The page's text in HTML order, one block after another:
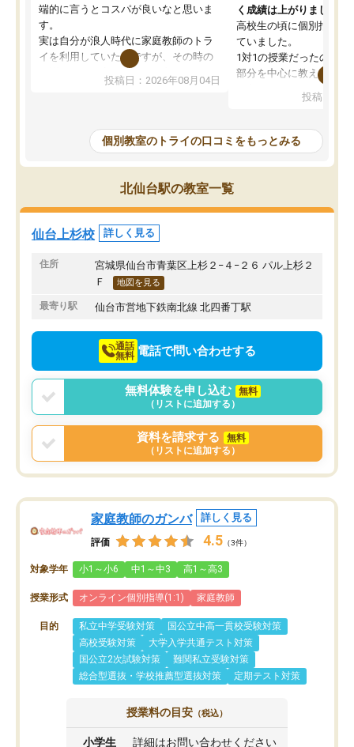
端的に言うとコスパが良いなと思いま
す。
実は自分が浪人時代に家庭教師のトラ
イを利用していたのですが、その時の
月謝がとても高くトライに良いイメー
ジがありませんでした。
し始めた形です。
しかし、以前とは違い料金がリーズナ
ブルでびっくりしました。
通って1年以上ですが、勉強への取り組
み方が真っすぐに変化（率先して自宅
で復習や予習をする）し成績も向上し
ています。
駅前なので送り迎えが少々負担になっ
ていますが、それを加味しても通って
損はないなと感じています。
投稿日：2026年08月04日
く成績は上がりました。
高校生の頃に個別指導の
ていました。
1対1の授業だったので、
部分を中心に教えてもら
わからないところもそ
もらえたので、勉強への
しずつなくなりました。
その結果成績も上がり、
たのを覚えています。
塾だと思います。
投稿日：
個別教室のトライの口コミをもっとみる
北仙台駅の教室一覧
仙台上杉校 詳しく見る
住所
宮城県仙台市青葉区上杉２−４−２６ パル上杉２
Ｆ
地図を見る
最寄り駅 仙台市営地下鉄南北線 北四番丁駅
通話
無料 電話で問い合わせする
無料体験を申し込む
無料
（リストに追加する）
資料を請求する
無料
（リストに追加する）
家庭教師のガンバ 詳しく見る
評価 4.5 （3件）
対象学年 小1～小6 中1～中3 高1～高3
授業形式 オンライン個別指導(1:1) 家庭教師
目的 私立中学受験対策
国公立中高一貫校受験対策
高校受験対策
大学入学共通テスト対策
国公立2次試験対策
難関私立受験対策
総合型選抜・学校推薦型選抜対策
定期テスト対策
授業料の目安 （税込）
小学生 詳細はお問い合わせください